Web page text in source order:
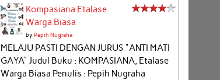
Kompasiana Etalase
Warga Biasa
by Pepih Nugraha
MELAJU PASTI DENGAN JURUS "ANTI MATI
GAYA" Judul Buku : KOMPASIANA, Etalase
Warga Biasa Penulis : Pepih Nugraha